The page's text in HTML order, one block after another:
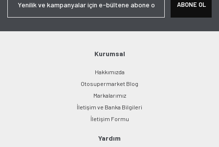
ABONE OL
Kurumsal
Hakkımızda
Otosupermarket Blog
Markalarımız
İletişim ve Banka Bilgileri
İletişim Formu
Yardım